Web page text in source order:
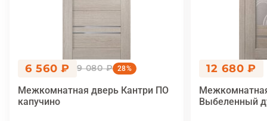
6 560 ₽ 9 080 ₽ 28%
Межкомнатная дверь Кантри ПО
капучино
12 680 ₽
Выбеленный